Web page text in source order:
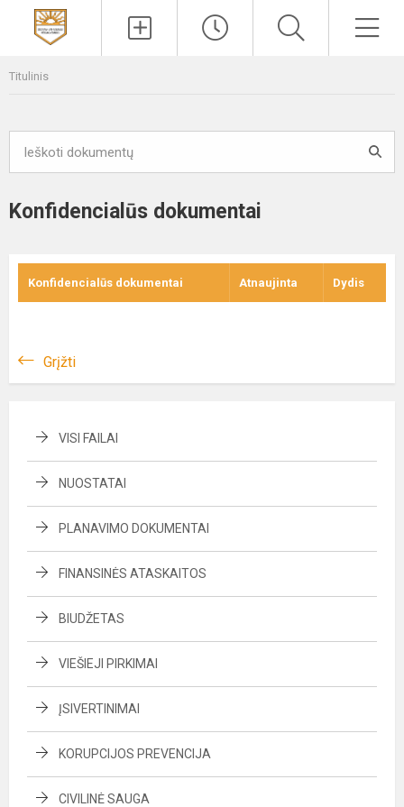
Titulinis
Konfidencialūs dokumentai
Konfidencialūs dokumentai Atnaujinta Dydis
Grįžti
VISI FAILAI
NUOSTATAI
PLANAVIMO DOKUMENTAI
FINANSINĖS ATASKAITOS
BIUDŽETAS
VIEŠIEJI PIRKIMAI
ĮSIVERTINIMAI
KORUPCIJOS PREVENCIJA
CIVILINĖ SAUGA